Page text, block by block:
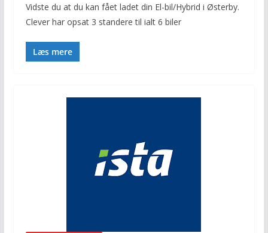
Vidste du at du kan fået ladet din El-bil/Hybrid i Østerby.
Clever har opsat 3 standere til ialt 6 biler
Læs mere